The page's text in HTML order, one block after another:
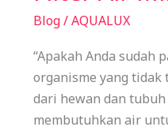
Blog/AQUALUX
“Apakah Anda sudah
organisme yang
dari hewan dan
membutuhkan air
Air
Konsumsi
|
Aqualux